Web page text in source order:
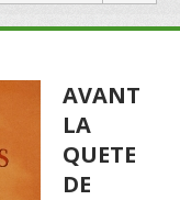
AVANT
LA
QUETE
DE